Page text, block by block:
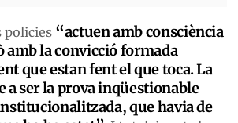
policies “actuen amb consciència
amb la convicció formada
que estan fent el que toca. La
a ser la prova inqüestionable
que havia de